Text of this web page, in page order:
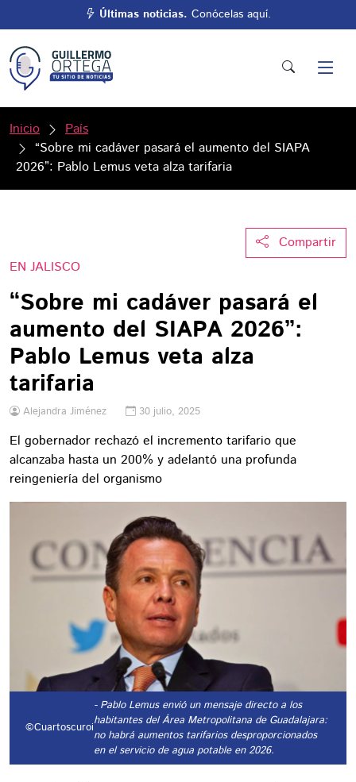
Últimas noticias. Conócelas aquí.
Inicio
País
“Sobre mi cadáver pasará el aumento del SIAPA
2026”: Pablo Lemus veta alza tarifaria
Compartir
EN JALISCO
“Sobre mi cadáver pasará el
aumento del SIAPA 2026”:
Pablo Lemus veta alza
tarifaria
Alejandra Jiménez 30 julio, 2025
El gobernador rechazó el incremento tarifario que
alcanzaba hasta un 200% y adelantó una profunda
reingeniería del organismo
©Cuartoscuroi
- Pablo Lemus envió un mensaje directo a los
habitantes del Área Metropolitana de Guadalajara:
no habrá aumentos tarifarios desproporcionados
en el servicio de agua potable en 2026.